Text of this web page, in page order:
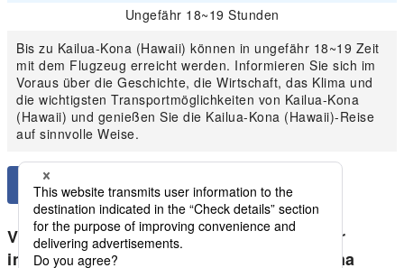
Ungefähr 18~19 Stunden
Bis zu Kailua-Kona (Hawaii) können in ungefähr 18~19 Zeit
mit dem Flugzeug erreicht werden. Informieren Sie sich im
Voraus über die Geschichte, die Wirtschaft, das Klima und
die wichtigsten Transportmöglichkeiten von Kailua-Kona
(Hawaii) und genießen Sie die Kailua-Kona (Hawaii)-Reise
auf sinnvolle Weise.
Vergleichen Sie die niedrigsten Preise für
inländische Hawaii-Inseln von Kailua-Kona